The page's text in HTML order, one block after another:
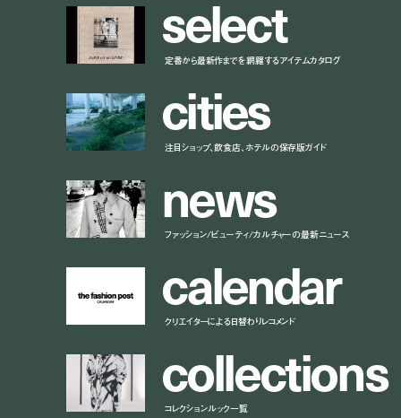
select
定番から最新作までを網羅するアイテムカタログ
cities
注目ショップ、飲食店、ホテルの保存版ガイド
news
ファッション/ビューティ/カルチャーの最新ニュース
calendar
クリエイターによる日替わりレコメンド
collections
コレクションルック一覧